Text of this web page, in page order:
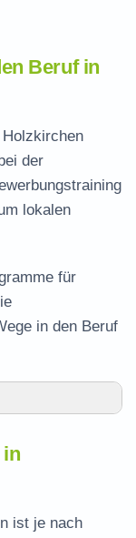
Beruf in
der
lokalen
für
in den Beruf
in
beantragen
in
ist je nach